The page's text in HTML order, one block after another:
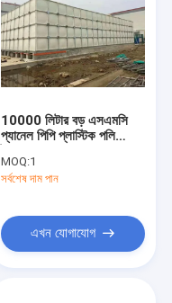
10000 লিটার বড় এসএমসি
প্যানেল পিপি প্লাস্টিক পলি
MOQ:1
সর্বশেষ দাম পান
এখন যোগাযোগ